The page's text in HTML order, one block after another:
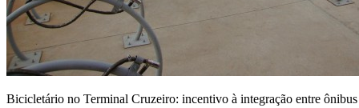
Bicicletário no Terminal Cruzeiro: incentivo à integração entre